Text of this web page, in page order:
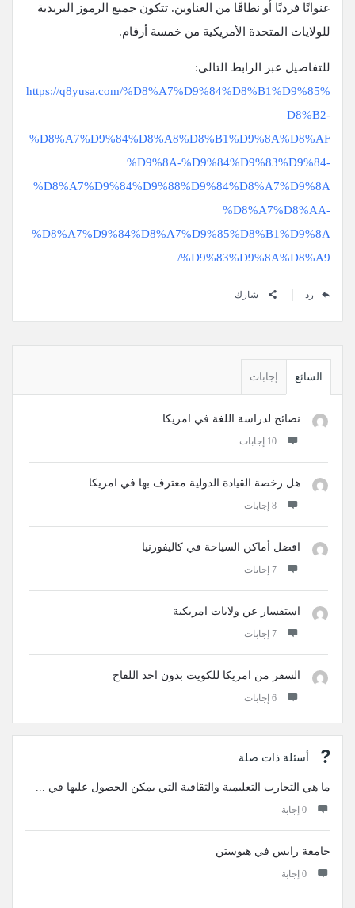
عنوانًا فرديًا أو نطاقًا من العناوين. تتكون جميع الرموز البريدية
للولايات المتحدة الأمريكية من خمسة أرقام.
للتفاصيل عبر الرابط التالي:
https://q8yusa.com/%D8%A7%D9%84%D8%B1%D9%85%
D8%B2-
%D8%A7%D9%84%D8%A8%D8%B1%D9%8A%D8%AF
%D9%8A-%D9%84%D9%83%D9%84-
%D8%A7%D9%84%D9%88%D9%84%D8%A7%D9%8A
%D8%A7%D8%AA-
%D8%A7%D9%84%D8%A7%D9%85%D8%B1%D9%8A
%D9%83%D9%8A%D8%A9/
رد شارك
الجانبيةالشائع إجابات
نصائح لدراسة اللغة في امريكا
‫10 إجابات
هل رخصة القيادة الدولية معترف بها في امريكا
‫8 إجابات
افضل أماكن السياحة في كاليفورنيا
‫7 إجابات
استفسار عن ولايات امريكية
‫7 إجابات
السفر من امريكا للكويت بدون اخذ اللقاح
‫6 إجابات
أسئلة ذات صلة
ما هي التجارب التعليمية والثقافية التي يمكن الحصول عليها في ...
‫0 إجابة
جامعة رايس في هيوستن
‫0 إجابة